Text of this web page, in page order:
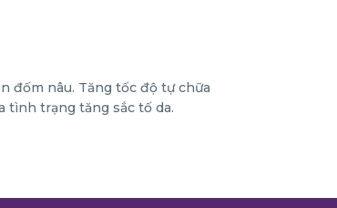
đốm nâu. Tăng tốc độ tự chữa
tình trạng tăng sắc tố da.